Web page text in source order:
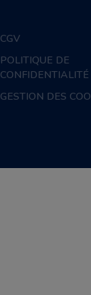
CGV
POLITIQUE DE
CONFIDENTIALITÉ
GESTION DES